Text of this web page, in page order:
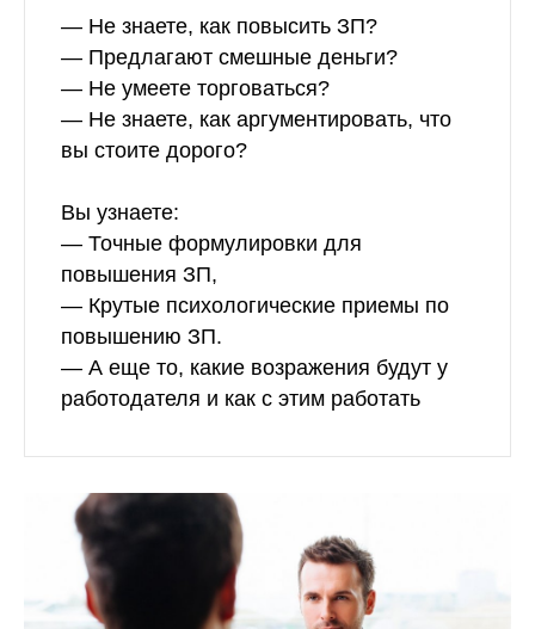
— Не знаете, как повысить ЗП?
— Предлагают смешные деньги?
— Не умеете торговаться?
— Не знаете, как аргументировать, что
вы стоите дорого?
Вы узнаете:
— Точные формулировки для
повышения ЗП,
— Крутые психологические приемы по
повышению ЗП.
— А еще то, какие возражения будут у
работодателя и как с этим работать